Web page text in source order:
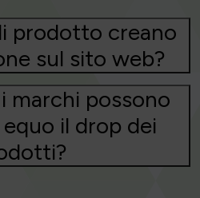
prodotto creano
sul sito web?
marchi possono
il drop dei